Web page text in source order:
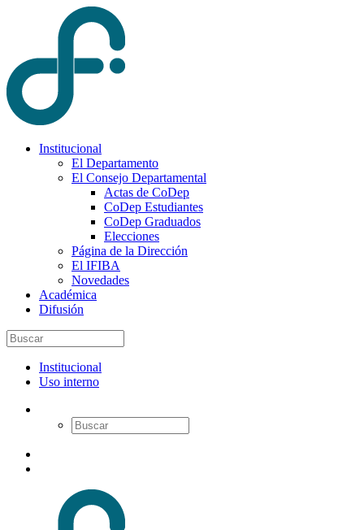
Institucional
El Departamento
El Consejo Departamental
Actas de CoDep
CoDep Estudiantes
CoDep Graduados
Elecciones
Página de la Dirección
El IFIBA
Novedades
Académica
Difusión
Institucional
Uso interno